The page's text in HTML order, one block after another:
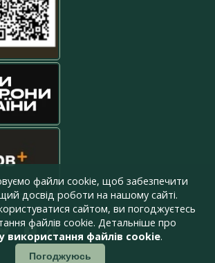
файли cookie, щоб забезпечити
досвід роботи на нашому сайті.
сайтом, ви погоджуєтесь
файлів cookie. Детальніше про
використання файлів cookie.
Погоджуюсь